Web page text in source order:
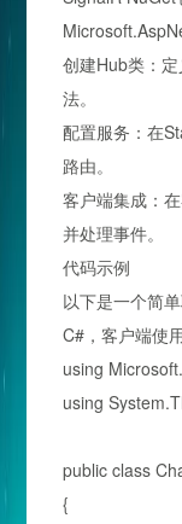
创建Hub类：
法。
配置服务：在
路由。
客户端集成：
并处理事件。
代码示例
以下是一个简
C#，客户端使
using
using
public class
{